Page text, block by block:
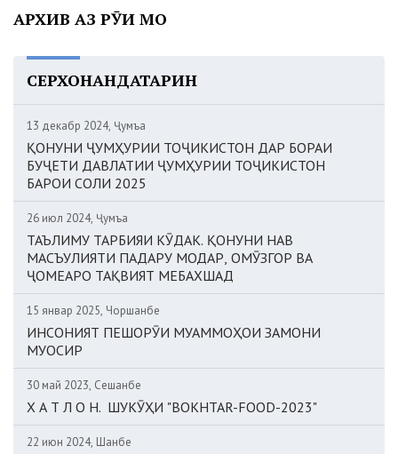
АРХИВ АЗ РӮИ МОҲ
СЕРХОНАНДАТАРИН
13 декабр 2024, Ҷумъа
ҚОНУНИ ҶУМҲУРИИ ТОҶИКИСТОН ДАР БОРАИ
БУҶЕТИ ДАВЛАТИИ ҶУМҲУРИИ ТОҶИКИСТОН
БАРОИ СОЛИ 2025
26 июл 2024, Ҷумъа
ТАЪЛИМУ ТАРБИЯИ КӮДАК. ҚОНУНИ НАВ
МАСЪУЛИЯТИ ПАДАРУ МОДАР, ОМӮЗГОР ВА
ҶОМЕАРО ТАҚВИЯТ МЕБАХШАД
15 январ 2025, Чоршанбе
ИНСОНИЯТ ПЕШОРӮИ МУАММОҲОИ ЗАМОНИ
МУОСИР
30 май 2023, Сешанбе
Х А Т Л О Н. ШУКӮҲИ "BOKHTAR-FOOD-2023"
22 июн 2024, Шанбе